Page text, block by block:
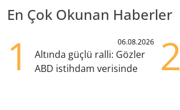
En Çok Okunan Haberler
1 06.08.2026
Altında güçlü ralli: Gözler
ABD istihdam verisinde
2